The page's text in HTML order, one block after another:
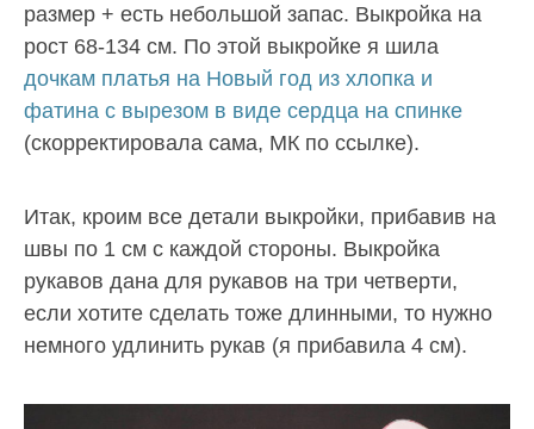
размер + есть небольшой запас. Выкройка на
рост 68-134 см. По этой выкройке я шила
дочкам платья на Новый год из хлопка и
фатина с вырезом в виде сердца на спинке
(скорректировала сама, МК по ссылке).
Итак, кроим все детали выкройки, прибавив на
швы по 1 см с каждой стороны. Выкройка
рукавов дана для рукавов на три четверти,
если хотите сделать тоже длинными, то нужно
немного удлинить рукав (я прибавила 4 см).